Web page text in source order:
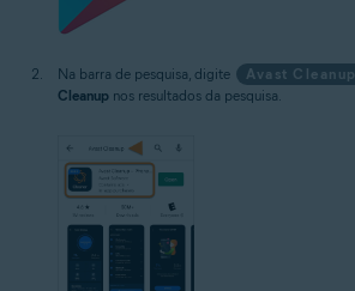
Na barra de pesquisa, digite Avast Cleanup
Cleanup nos resultados da pesquisa.